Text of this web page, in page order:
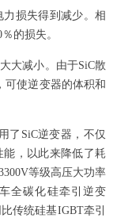
损失得到减少。相
的损失。
大减小。由于SiC散
可使逆变器的体积和
SiC逆变器，不仅
能，以此来降低了耗
等级高压大功率
全碳化硅牵引逆变
传统硅基IGBT牵引